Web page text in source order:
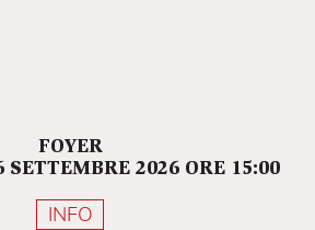
FOYER
SETTEMBRE 2026 ORE 15:00
INFO